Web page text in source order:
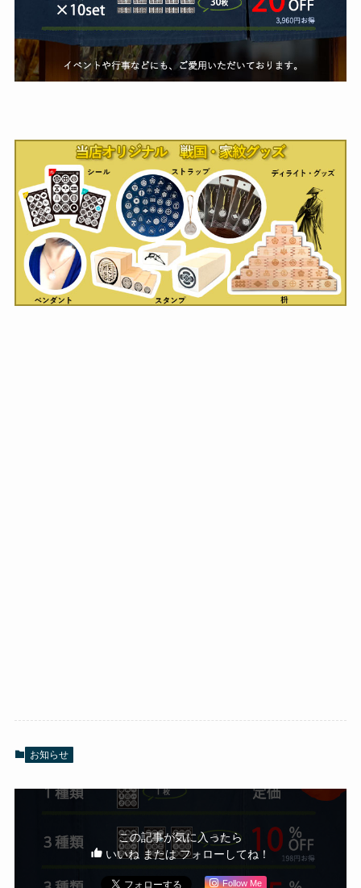
お知らせ
この記事が気に入ったら
いいね または フォローしてね！
Follow Me